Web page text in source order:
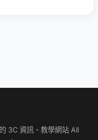
3C 資訊、教學網站 All